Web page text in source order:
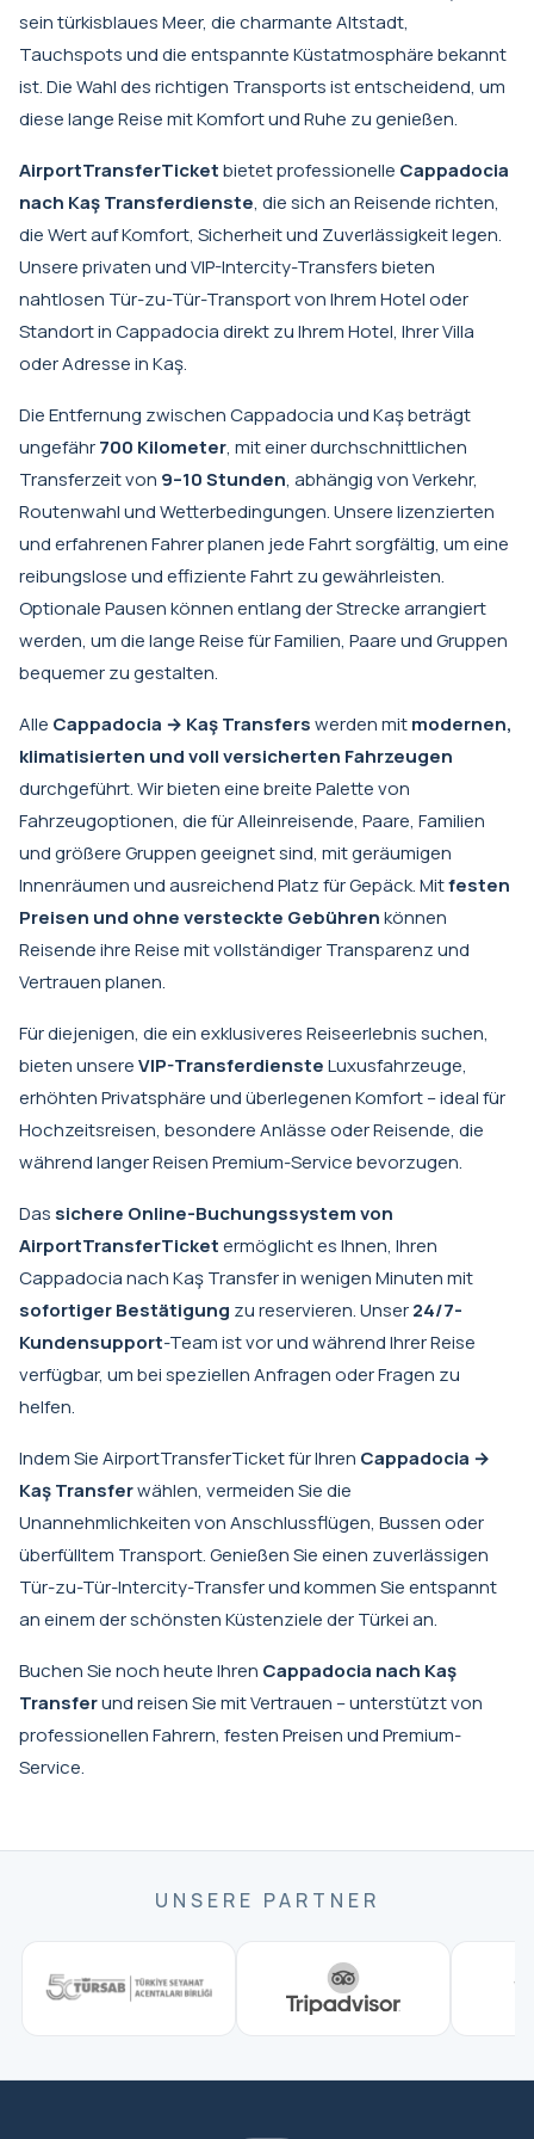
sein türkisblaues Meer, die charmante Altstadt,
Tauchspots und die entspannte Küstatmosphäre bekannt
ist. Die Wahl des richtigen Transports ist entscheidend, um
diese lange Reise mit Komfort und Ruhe zu genießen.
AirportTransferTicketbietet professionelle Cappadocia
nach Kaş Transferdienste, die sich an Reisende richten,
die Wert auf Komfort, Sicherheit und Zuverlässigkeit legen.
Unsere privaten und VIP-Intercity-Transfers bieten
nahtlosen Tür-zu-Tür-Transport von Ihrem Hotel oder
Standort in Cappadocia direkt zu Ihrem Hotel, Ihrer Villa
oder Adresse in Kaş.
Die Entfernung zwischen Cappadocia und Kaş beträgt
ungefähr700 Kilometer, mit einer durchschnittlichen
Transferzeit von 9–10 Stunden, abhängig von Verkehr,
Routenwahl und Wetterbedingungen. Unsere lizenzierten
und erfahrenen Fahrer planen jede Fahrt sorgfältig, um eine
reibungslose und effiziente Fahrt zu gewährleisten.
Optionale Pausen können entlang der Strecke arrangiert
werden, um die lange Reise für Familien, Paare und Gruppen
bequemer zu gestalten.
Alle Cappadocia → Kaş Transferswerden mitmodernen,
klimatisierten und voll versicherten Fahrzeugen
durchgeführt. Wir bieten eine breite Palette von
Fahrzeugoptionen, die für Alleinreisende, Paare, Familien
und größere Gruppen geeignet sind, mit geräumigen
Innenräumen und ausreichend Platz für Gepäck. Mitfesten
Preisen und ohne versteckte Gebührenkönnen
Reisende ihre Reise mit vollständiger Transparenz und
Vertrauen planen.
Für diejenigen, die ein exklusiveres Reiseerlebnis suchen,
bieten unsereVIP-TransferdiensteLuxusfahrzeuge,
erhöhten Privatsphäre und überlegenen Komfort – ideal für
Hochzeitsreisen, besondere Anlässe oder Reisende, die
während langer Reisen Premium-Service bevorzugen.
Das sichere Online-Buchungssystem von
AirportTransferTicketermöglicht es Ihnen, Ihren
Cappadocia nach Kaş Transfer in wenigen Minuten mit
sofortiger Bestätigung zu reservieren. Unser24/7-
Kundensupport-Team ist vor und während Ihrer Reise
verfügbar, um bei speziellen Anfragen oder Fragen zu
helfen.
Indem Sie AirportTransferTicket für Ihren Cappadocia →
Kaş Transferwählen, vermeiden Sie die
Unannehmlichkeiten von Anschlussflügen, Bussen oder
überfülltem Transport. Genießen Sie einen zuverlässigen
Tür-zu-Tür-Intercity-Transfer und kommen Sie entspannt
an einem der schönsten Küstenziele der Türkei an.
Buchen Sie noch heute Ihren Cappadocia nach Kaş
Transferund reisen Sie mit Vertrauen – unterstützt von
professionellen Fahrern, festen Preisen und Premium-
Service.
UNSERE PARTNER